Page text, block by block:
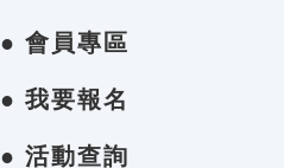
● 會員專區
● 我要報名
● 活動查詢